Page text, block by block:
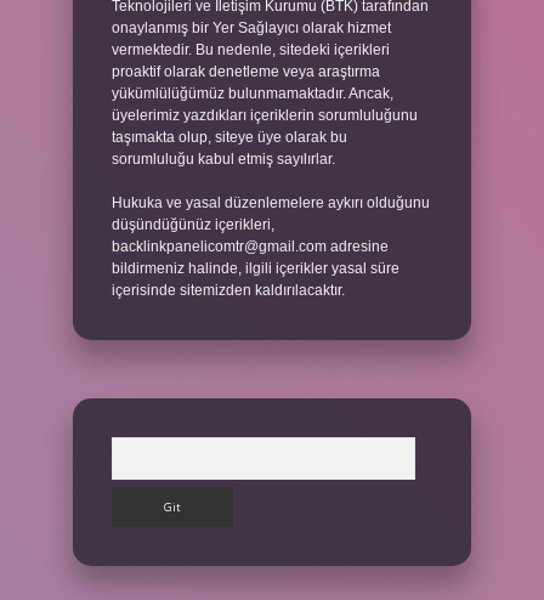
Teknolojileri ve İletişim Kurumu (BTK) tarafından
onaylanmış bir Yer Sağlayıcı olarak hizmet
vermektedir. Bu nedenle, sitedeki içerikleri
proaktif olarak denetleme veya araştırma
yükümlülüğümüz bulunmamaktadır. Ancak,
üyelerimiz yazdıkları içeriklerin sorumluluğunu
taşımakta olup, siteye üye olarak bu
sorumluluğu kabul etmiş sayılırlar.
Hukuka ve yasal düzenlemelere aykırı olduğunu
düşündüğünüz içerikleri,
backlinkpanelicomtr@gmail.com adresine
bildirmeniz halinde, ilgili içerikler yasal süre
içerisinde sitemizden kaldırılacaktır.